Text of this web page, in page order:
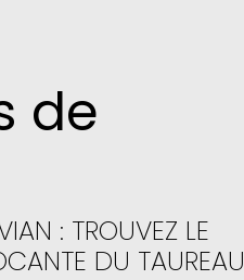
de
: TROUVEZ LE
DU TAUREAU